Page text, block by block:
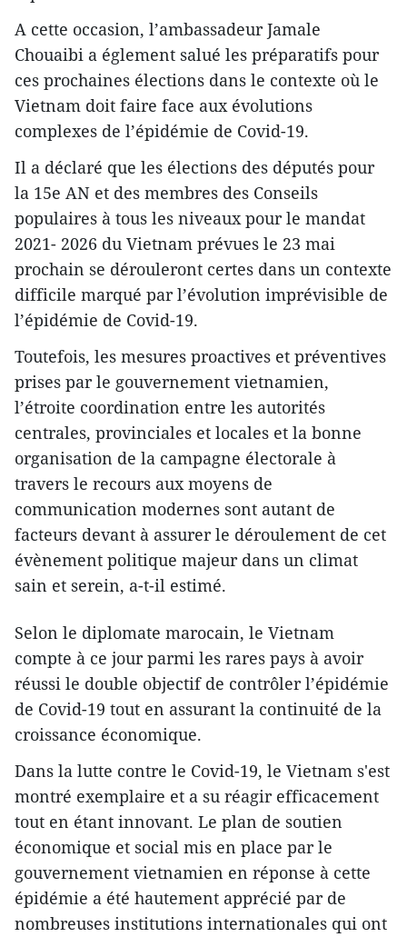
A cette occasion, l’ambassadeur Jamale
Chouaibi a églement salué les préparatifs pour
ces prochaines élections dans le contexte où le
Vietnam doit faire face aux évolutions
complexes de l’épidémie de Covid-19.
Il a déclaré que les élections des députés pour
la 15e AN et des membres des Conseils
populaires à tous les niveaux pour le mandat
2021- 2026 du Vietnam prévues le 23 mai
prochain se dérouleront certes dans un contexte
difficile marqué par l’évolution imprévisible de
l’épidémie de Covid-19.
Toutefois, les mesures proactives et préventives
prises par le gouvernement vietnamien,
l’étroite coordination entre les autorités
centrales, provinciales et locales et la bonne
organisation de la campagne électorale à
travers le recours aux moyens de
communication modernes sont autant de
facteurs devant à assurer le déroulement de cet
évènement politique majeur dans un climat
sain et serein, a-t-il estimé.
Selon le diplomate marocain, le Vietnam
compte à ce jour parmi les rares pays à avoir
réussi le double objectif de contrôler l’épidémie
de Covid-19 tout en assurant la continuité de la
croissance économique.
Dans la lutte contre le Covid-19, le Vietnam s'est
montré exemplaire et a su réagir efficacement
tout en étant innovant. Le plan de soutien
économique et social mis en place par le
gouvernement vietnamien en réponse à cette
épidémie a été hautement apprécié par de
nombreuses institutions internationales qui ont